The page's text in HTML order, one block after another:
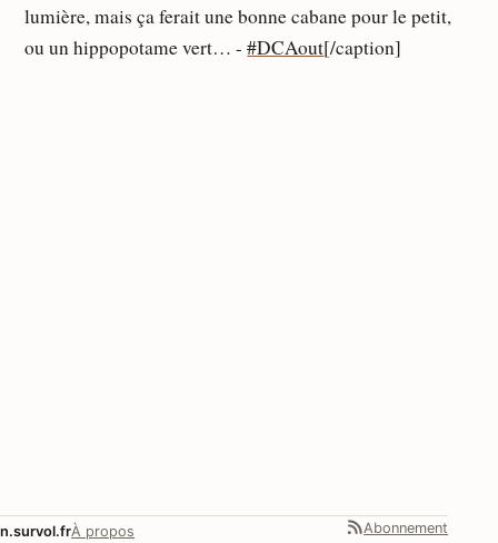
lumière, mais ça ferait une bonne cabane pour le petit,
ou un hippopotame vert… -#DCAout[/caption]
n.survol.frÀ propos Abonnement